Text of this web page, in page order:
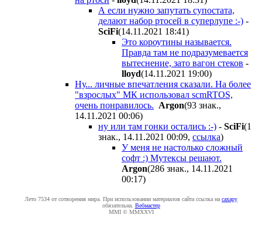
А если нужно запутать супостата,
делают набор ртосей в суперлупе :-) -
SciFi(14.11.2021 18:41)
Это короутины называется.
Правда там не подразумевается
вытеснение, зато вагон стеков -
lloyd(14.11.2021 19:00)
Ну... личные впечатления сказали. На более
"взрослых" МК использовал scmRTOS,
очень понравилось. Argon(93 знак.,
14.11.2021 00:06)
ну или там гонки остались :-) - SciFi(1
знак., 14.11.2021 00:09, ссылка)
У меня не настолько сложный
софт :) Мутексы решают.
Argon(286 знак., 14.11.2021
00:17)
Лето 7534 от сотворения мира. При использовании материалов сайта ссылка на caxapу
обязательна. Вебмастер
MMI © MMXXVI